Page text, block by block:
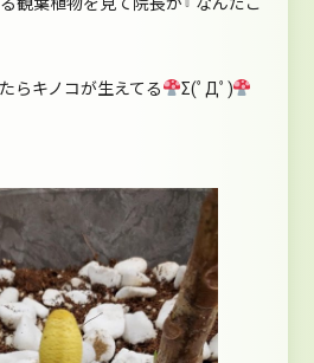
らキノコが生えてる Σ(ﾟДﾟ)